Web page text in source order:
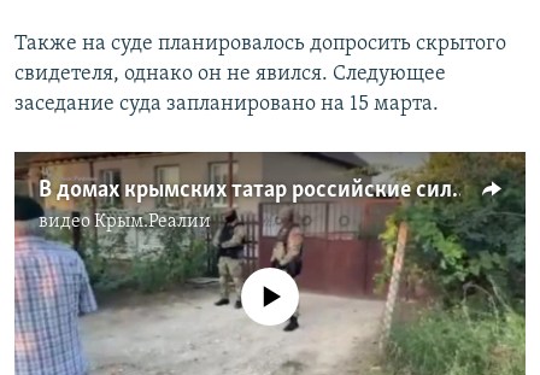
Также на суде планировалось допросить скрытого
свидетеля, однако он не явился. Следующее
заседание суда запланировано на 15 марта.
В домах крымских татар российские силовики проводят обыски (видео)
видеоКрым.Реалии
No media source currently available